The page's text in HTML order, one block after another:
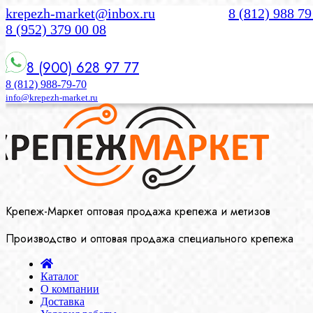
krepezh-market@inbox.ru
8 (812) 988
8 (952) 379 00 08
8 (900) 628 97 77
8 (812) 988-79-70
info@krepezh-market.ru
Крепеж-Маркет оптовая продажа крепежа и метизов
Производство и оптовая продажа специального крепежа
Каталог
О компании
Доставка